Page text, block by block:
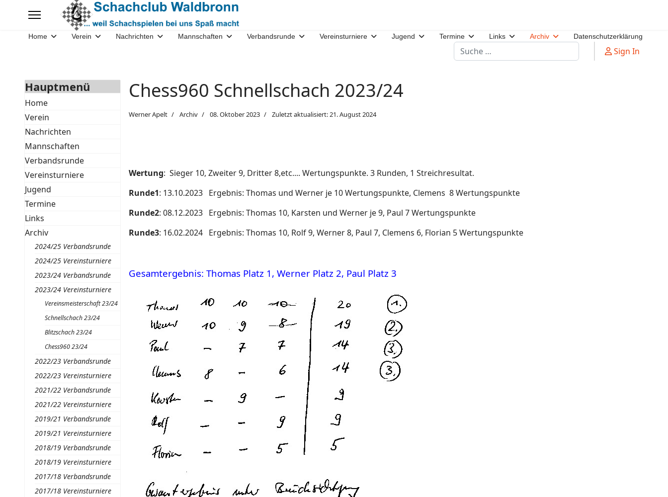
Home Verein Nachrichten Mannschaften Verbandsrunde Vereinsturniere Jugend Termine Links Archiv Datenschutzerklärung
Suchen Sign In
Hauptmenü
Home
Verein
Nachrichten
Mannschaften
Verbandsrunde
Vereinsturniere
Jugend
Termine
Links
Archiv
2024/25 Verbandsrunde
2024/25 Vereinsturniere
2023/24 Verbandsrunde
2023/24 Vereinsturniere
Vereinsmeisterschaft 23/24
Schnellschach 23/24
Blitzschach 23/24
Chess960 23/24
2022/23 Verbandsrunde
2022/23 Vereinsturniere
2021/22 Verbandsrunde
2021/22 Vereinsturniere
2019/21 Verbandsrunde
2019/21 Vereinsturniere
2018/19 Verbandsrunde
2018/19 Vereinsturniere
2017/18 Verbandsrunde
2017/18 Vereinsturniere
Chess960 Schnellschach 2023/24
Werner Apelt Archiv 08. Oktober 2023 Zuletzt aktualisiert: 21. August 2024
Wertung: Sieger 10, Zweiter 9, Dritter 8,etc.... Wertungspunkte. 3 Runden, 1 Streichresultat.
Runde1: 13.10.2023 Ergebnis: Thomas und Werner je 10 Wertungspunkte, Clemens 8 Wertungspunkte
Runde2: 08.12.2023 Ergebnis: Thomas 10, Karsten und Werner je 9, Paul 7 Wertungspunkte
Runde3: 16.02.2024 Ergebnis: Thomas 10, Rolf 9, Werner 8, Paul 7, Clemens 6, Florian 5 Wertungspunkte
Gesamtergebnis: Thomas Platz 1, Werner Platz 2, Paul Platz 3